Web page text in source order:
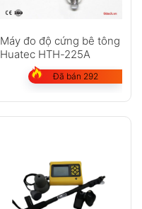
Máy đo độ cứng bê tông
Huatec HTH-225A
Đã bán 292